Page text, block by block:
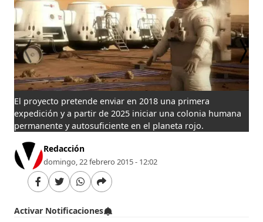
El proyecto pretende enviar en 2018 una primera
expedición y a partir de 2025 iniciar una colonia humana
permanente y autosuficiente en el planeta rojo.
Redacción
domingo, 22 febrero 2015 - 12:02
Activar Notificaciones